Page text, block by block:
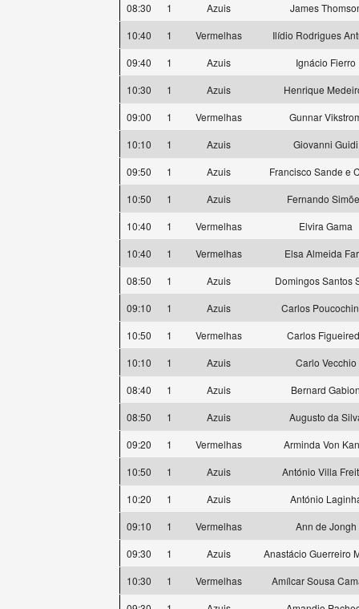
08:30
1 Azuis
James
10:40
1 Vermelhas
Ilídio Rodrigues
09:40
1 Azuis
Ignácio Fierro
10:30
1 Azuis
Henrique
09:00
1 Vermelhas
Gunnar
10:10
1 Azuis
Giovanni Guidi
09:50
1 Azuis
Francisco Sande e
10:50
1 Azuis
Fernando
10:40
1 Vermelhas
Elvira Gama
10:40
1 Vermelhas
Elsa Almeida
08:50
1 Azuis
Domingos Santos
09:10
1 Azuis
Carlos
10:50
1 Vermelhas
Carlos
10:10
1 Azuis
Carlo Vecchio
08:40
1 Azuis
Bernard
08:50
1 Azuis
Augusto da
09:20
1 Vermelhas
Arminda Von
10:50
1 Azuis
António Villa
10:20
1 Azuis
António
09:10
1 Vermelhas
Ann de Jongh
09:30
1 Azuis
Anastácio Guerreiro
10:30
1 Vermelhas
Amílcar Sousa